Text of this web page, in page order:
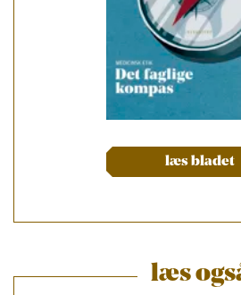
læs bladet
læs